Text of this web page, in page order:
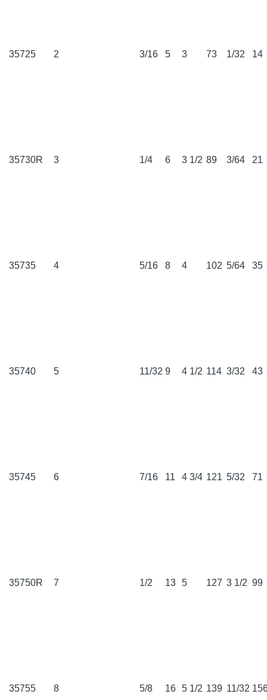
35725 2 3/16 5 3 73 1/32 14
35730R 3 1/4 6 3 1/2 89 3/64 21
35735 4 5/16 8 4 102 5/64 35
35740 5 11/32 9 4 1/2 114 3/32 43
35745 6 7/16 11 4 3/4 121 5/32 71
35750R 7 1/2 13 5 127 3 1/2 99
35755 8 5/8 16 5 1/2 139 11/32